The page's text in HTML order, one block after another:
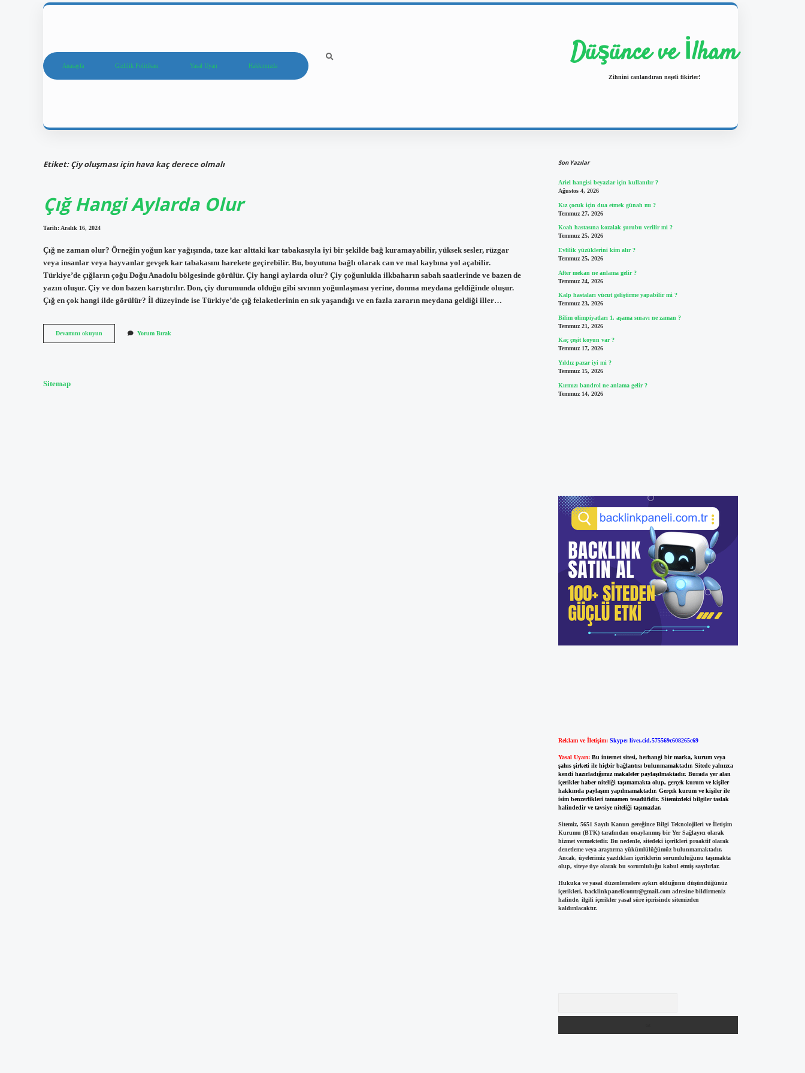
Anasayfa Gizlilik Politikası Yasal Uyarı Hakkımızda Düşünce ve İlham
Zihnini canlandıran neşeli fikirler!
Etiket:Çiy oluşması için hava kaç derece olmalı
Çığ Hangi Aylarda Olur
Tarih: Aralık 16, 2024
Çığ ne zaman olur? Örneğin yoğun kar yağışında, taze kar alttaki kar tabakasıyla iyi bir şekilde bağ kuramayabilir, yüksek sesler, rüzgar
veya insanlar veya hayvanlar gevşek kar tabakasını harekete geçirebilir. Bu, boyutuna bağlı olarak can ve mal kaybına yol açabilir.
Türkiye’de çığların çoğu Doğu Anadolu bölgesinde görülür. Çiy hangi aylarda olur? Çiy çoğunlukla ilkbaharın sabah saatlerinde ve bazen de
yazın oluşur. Çiy ve don bazen karıştırılır. Don, çiy durumunda olduğu gibi sıvının yoğunlaşması yerine, donma meydana geldiğinde oluşur.
Çığ en çok hangi ilde görülür? İl düzeyinde ise Türkiye’de çığ felaketlerinin en sık yaşandığı ve en fazla zararın meydana geldiği iller…
Devamını okuyun
Hangi
Yorum Bırak
Sitemap
Son Yazılar
Ariel hangisi beyazlar için kullanılır ?
Ağustos 4, 2026
Kız çocuk için dua etmek günah mı ?
Temmuz 27, 2026
Koah hastasına kozalak şurubu verilir mi ?
Temmuz 25, 2026
Evlilik yüzüklerini kim alır ?
Temmuz 25, 2026
After mekan ne anlama gelir ?
Temmuz 24, 2026
Kalp hastaları vücut geliştirme yapabilir mi ?
Temmuz 23, 2026
Bilim olimpiyatları 1. aşama sınavı ne zaman ?
Temmuz 21, 2026
Kaç çeşit koyun var ?
Temmuz 17, 2026
Yıldız pazar iyi mi ?
Temmuz 15, 2026
Kırmızı bandrol ne anlama gelir ?
Temmuz 14, 2026
Reklam ve İletişim: Skype: live:.cid.575569c608265c69
Yasal Uyarı: Bu internet sitesi, herhangi bir marka, kurum veya
şahıs şirketi ile hiçbir bağlantısı bulunmamaktadır. Sitede yalnızca
kendi hazırladığımız makaleler paylaşılmaktadır. Burada yer alan
içerikler haber niteliği taşımamakta olup, gerçek kurum ve kişiler
hakkında paylaşım yapılmamaktadır. Gerçek kurum ve kişiler ile
isim benzerlikleri tamamen tesadüfidir. Sitemizdeki bilgiler taslak
halindedir ve tavsiye niteliği taşımazlar.
Sitemiz, 5651 Sayılı Kanun gereğince Bilgi Teknolojileri ve İletişim
Kurumu (BTK) tarafından onaylanmış bir Yer Sağlayıcı olarak
hizmet vermektedir. Bu nedenle, sitedeki içerikleri proaktif olarak
denetleme veya araştırma yükümlülüğümüz bulunmamaktadır.
Ancak, üyelerimiz yazdıkları içeriklerin sorumluluğunu taşımakta
olup, siteye üye olarak bu sorumluluğu kabul etmiş sayılırlar.
Hukuka ve yasal düzenlemelere aykırı olduğunu düşündüğünüz
içerikleri, backlinkpanelicomtr@gmail.comadresine bildirmeniz
halinde, ilgili içerikler yasal süre içerisinde sitemizden
kaldırılacaktır.